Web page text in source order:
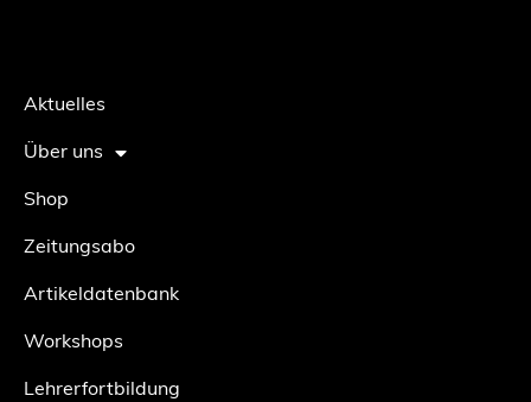
Aktuelles
Über uns
Shop
Zeitungsabo
Artikeldatenbank
Workshops
Lehrerfortbildung